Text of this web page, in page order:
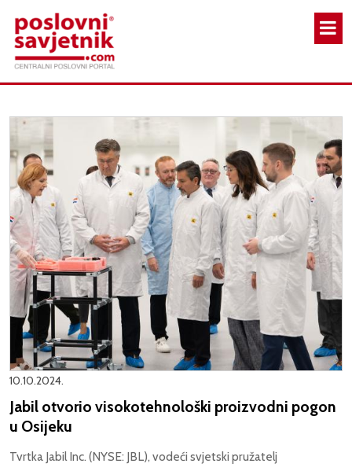
10.10.2024.
Jabil otvorio visokotehnološki proizvodni pogon
u Osijeku
Tvrtka Jabil Inc. (NYSE: JBL), vodeći svjetski pružatelj